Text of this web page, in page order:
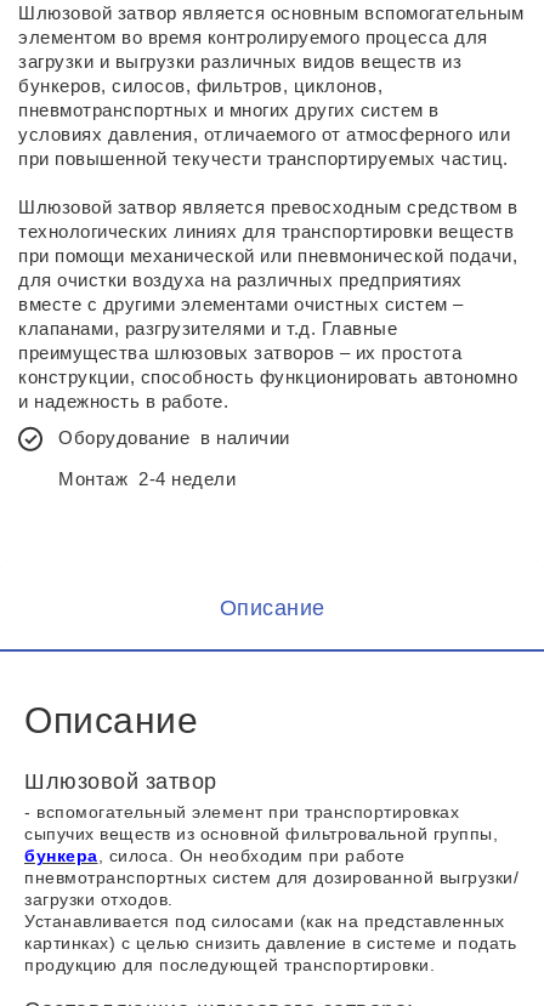
Шлюзовой затвор является основным вспомогательным
элементом во время контролируемого процесса для
загрузки и выгрузки различных видов веществ из
бункеров, силосов, фильтров, циклонов,
пневмотранспортных и многих других систем в
условиях давления, отличаемого от атмосферного или
при повышенной текучести транспортируемых частиц.
Шлюзовой затвор является превосходным средством в
технологических линиях для транспортировки веществ
при помощи механической или пневмонической подачи,
для очистки воздуха на различных предприятиях
вместе с другими элементами очистных систем –
клапанами, разгрузителями и т.д. Главные
преимущества шлюзовых затворов – их простота
конструкции, способность функционировать автономно
и надежность в работе.
Оборудование в наличии
Монтаж 2-4 недели
Описание
Описание
Шлюзовой затвор
- вспомогательный элемент при транспортировках
сыпучих веществ из основной фильтровальной группы,
бункера , силоса. Он необходим при работе
пневмотранспортных систем для дозированной выгрузки/
загрузки отходов.
Устанавливается под силосами (как на представленных
картинках) с целью снизить давление в системе и подать
продукцию для последующей транспортировки.